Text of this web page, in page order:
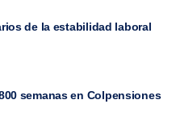
de la estabilidad laboral
semanas en Colpensiones